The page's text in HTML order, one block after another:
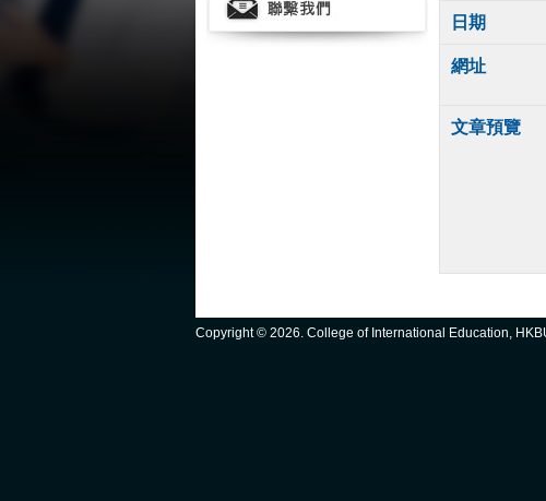
日期
網址
文章預覽
Copyright © 2026. College of International Education,